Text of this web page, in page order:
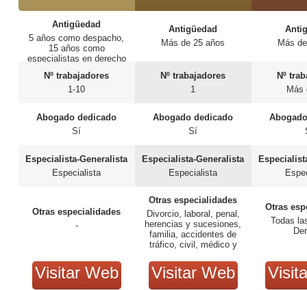
Antigüedad
5 años como despacho,
15 años como
especialistas en derecho
Nº trabajadores
1-10
Abogado dedicado
Sí
Especialista-Generalista
Especialista
Otras especialidades
-
Visitar Web
Antigüedad
Más de 25 años
Nº trabajadores
1
Abogado dedicado
Sí
Especialista-Generalista
Especialista
Otras especialidades
Divorcio, laboral, penal,
herencias y sucesiones,
familia, accidentes de
tráfico, civil, médico y
Visitar Web
Más
Nº
Más
Otras
Todas